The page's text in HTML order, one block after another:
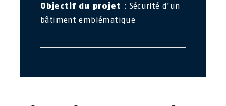
Objectif du projet : Sécurité d'un
bâtiment emblématique